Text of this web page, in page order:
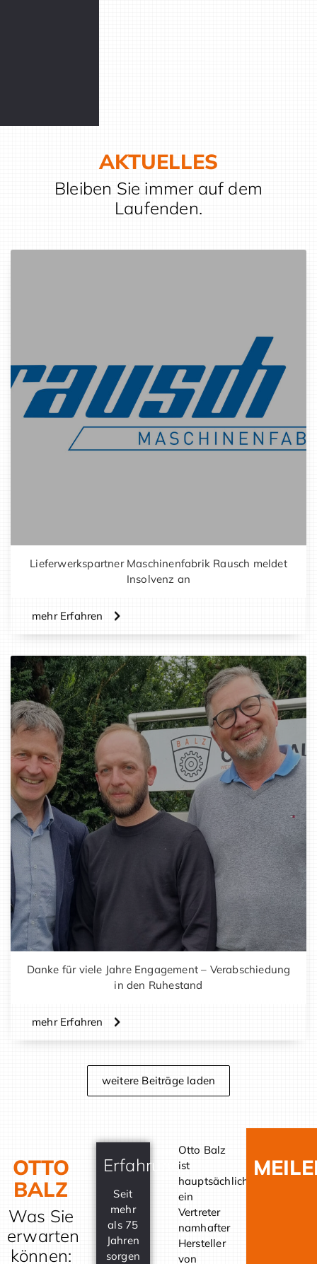
AKTUELLES
Bleiben Sie immer auf dem
Laufenden.
Lieferwerkspartner Maschinenfabrik Rausch meldet
Insolvenz an
mehr Erfahren
Danke für viele Jahre Engagement – Verabschiedung
in den Ruhestand
mehr Erfahren
weitere Beiträge laden
OTTO
BALZ
Was Sie
erwarten
können:
Erfahrung
Seit
mehr
als 75
Jahren
sorgen
Otto Balz
ist
hauptsächlich
ein
Vertreter
namhafter
Hersteller
von